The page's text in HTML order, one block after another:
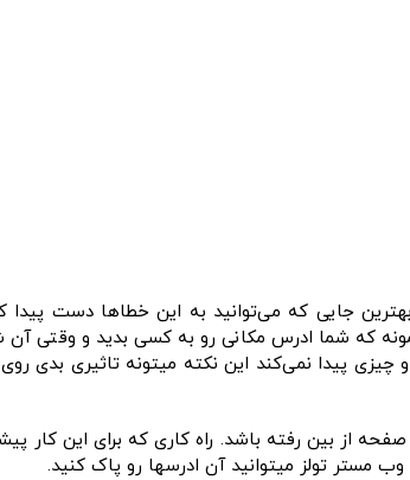
جایی که می‌توانید به این خطاها دست پیدا
404 می‌باشد این خطا درست مثل این میمونه که شما ادرس مکانی رو به کسی
و چیزی پیدا نمی‌کند این نکته میتونه تاثیری بدی روی
از بین رفته باشد. راه کاری که برای این کار
مستر تولز میتوانید آن ادرسها رو پاک کنید.